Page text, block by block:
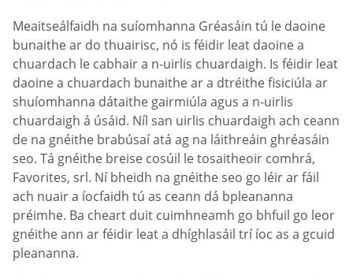
Meaitseálfaidh na suíomhanna Gréasáin tú le daoine
bunaithe ar do thuairisc, nó is féidir leat daoine a
chuardach le cabhair a n-uirlis chuardaigh. Is féidir leat
daoine a chuardach bunaithe ar a dtréithe fisiciúla ar
shuíomhanna dátaithe gairmiúla agus a n-uirlis
chuardaigh á úsáid. Níl san uirlis chuardaigh ach ceann
de na gnéithe brabúsaí atá ag na láithreáin ghréasáin
seo. Tá gnéithe breise cosúil le tosaitheoir comhrá,
Favorites, srl. Ní bheidh na gnéithe seo go léir ar fáil
ach nuair a íocfaidh tú as ceann dá bpleananna
préimhe. Ba cheart duit cuimhneamh go bhfuil go leor
gnéithe ann ar féidir leat a dhíghlasáil trí íoc as a gcuid
pleananna.